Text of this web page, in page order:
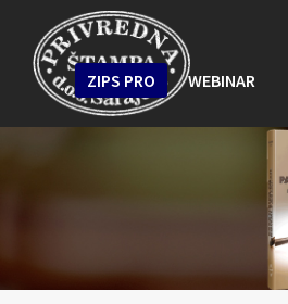
ZIPS PRO WEBINAR